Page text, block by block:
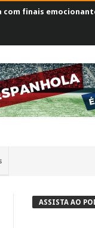
com finais
ASSISTA AO